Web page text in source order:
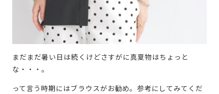
まだまだ暑い日は続くけどさすがに真夏物はちょっと
な・・・。
って言う時期にはブラウスがお勧め。参考にしてみてくだ